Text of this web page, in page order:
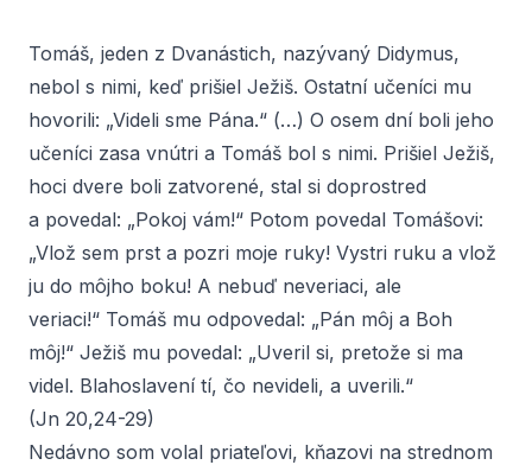
Tomáš, jeden z Dvanástich, nazývaný Didymus,
nebol s nimi, keď prišiel Ježiš. Ostatní učeníci mu
hovorili: „Videli sme Pána.“ (…) O osem dní boli jeho
učeníci zasa vnútri a Tomáš bol s nimi. Prišiel Ježiš,
hoci dvere boli zatvorené, stal si doprostred
a povedal: „Pokoj vám!“ Potom povedal Tomášovi:
„Vlož sem prst a pozri moje ruky! Vystri ruku a vlož
ju do môjho boku! A nebuď neveriaci, ale
veriaci!“ Tomáš mu odpovedal: „Pán môj a Boh
môj!“ Ježiš mu povedal: „Uveril si, pretože si ma
videl. Blahoslavení tí, čo nevideli, a uverili.“
(Jn 20,24-29)
Nedávno som volal priateľovi, kňazovi na strednom